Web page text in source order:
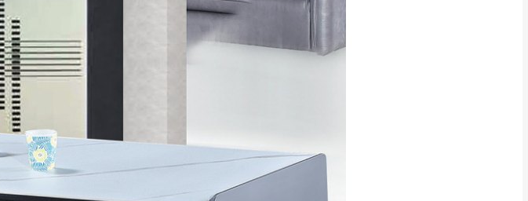
另收運費
無
元
(山區、鄉、鎮、村)、樓梯太小、無法搬運上樓等因
若需以吊車或其他的吊掛方式吊運，費用將由買方自
商品，無法指定特定時間送達，司機當天到貨前皆
寶貴時間。
公司內部。